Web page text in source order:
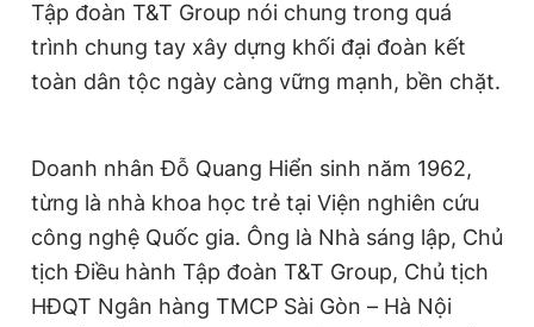
Tập đoàn T&T Group nói chung trong quá
trình chung tay xây dựng khối đại đoàn kết
toàn dân tộc ngày càng vững mạnh, bền chặt.
Doanh nhân Đỗ Quang Hiển sinh năm 1962,
từng là nhà khoa học trẻ tại Viện nghiên cứu
công nghệ Quốc gia. Ông là Nhà sáng lập, Chủ
tịch Điều hành Tập đoàn T&T Group, Chủ tịch
HĐQT Ngân hàng TMCP Sài Gòn – Hà Nội